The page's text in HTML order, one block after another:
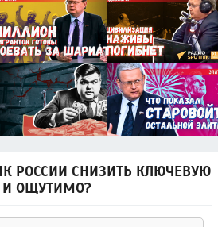
РОССИИ СНИЗИТЬ КЛЮЧЕВУЮ
И ОЩУТИМО?